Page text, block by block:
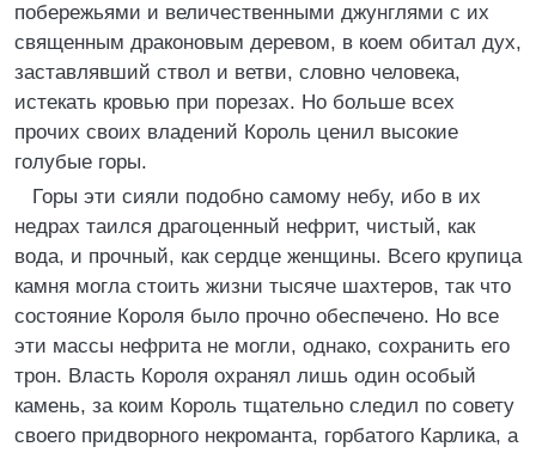
побережьями и величественными джунглями с их
священным драконовым деревом, в коем обитал дух,
заставлявший ствол и ветви, словно человека,
истекать кровью при порезах. Но больше всех
прочих своих владений Король ценил высокие
голубые горы.
Горы эти сияли подобно самому небу, ибо в их
недрах таился драгоценный нефрит, чистый, как
вода, и прочный, как сердце женщины. Всего крупица
камня могла стоить жизни тысяче шахтеров, так что
состояние Короля было прочно обеспечено. Но все
эти массы нефрита не могли, однако, сохранить его
трон. Власть Короля охранял лишь один особый
камень, за коим Король тщательно следил по совету
своего придворного некроманта, горбатого Карлика, а